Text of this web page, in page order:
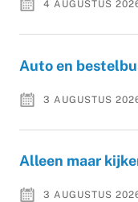
4 AUGUSTUS
Auto en
3 AUGUSTUS
Alleen maar
3 AUGUSTUS